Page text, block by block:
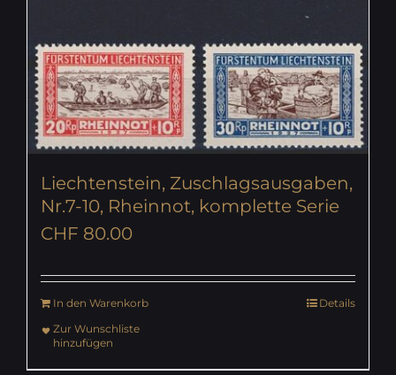
Liechtenstein, Zuschlagsausgaben,
Nr.7-10, Rheinnot, komplette Serie
CHF 80.00
In den Warenkorb
Details
Zur Wunschliste
hinzufügen